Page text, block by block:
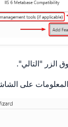
الزر "التالي".
على